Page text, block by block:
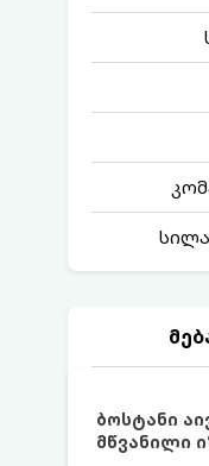
ბოსტანი
მწვანილი